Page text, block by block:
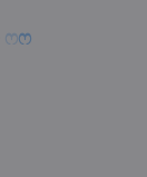
ෆෆ